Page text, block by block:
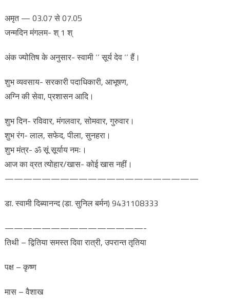
अमृत — 03.07 से 07.05
जन्मदिन मंगलम- श् 1 श्
अंक ज्योतिष के अनुसार- स्वामी ‘‘ सूर्य देव ‘‘ हैं।
शुभ व्यवसाय- सरकारी पदाधिकारी, आभूषण,
अग्नि की सेवा, प्रशासन आदि।
शुभ दिन- रविवार, मंगलवार, सोमवार, गुरुवार।
शुभ रंग- लाल, सफेद, पीला, सुनहरा।
शुभ मंत्र- ॐ सूं सूर्याय नमः।
आज का व्रत त्योहार/खास- कोई खास नहीं।
—————————————————————
डा. स्वामी दिब्यानन्द (डा. सुनिल बर्मन) 9431108333
———————————————-
तिथी – द्वितिया समस्त दिवा रात्री, उपरान्त तृतिया
पक्ष – कृष्ण
मास – वैशाख